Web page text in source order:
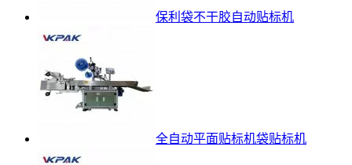
保利袋不干胶自动贴标机
全自动平面贴标机袋贴标机